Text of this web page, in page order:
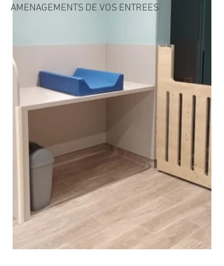
AMENAGEMENTS DE VOS ENTREES